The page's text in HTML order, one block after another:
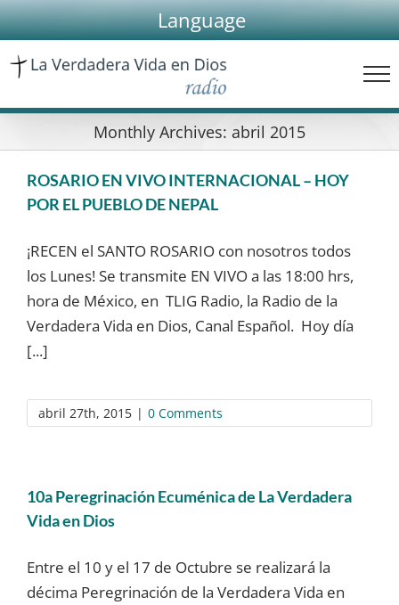
Skip
to
content
Language
Monthly Archives: abril 2015
ROSARIO EN VIVO INTERNACIONAL – HOY
POR EL PUEBLO DE NEPAL
¡RECEN el SANTO ROSARIO con nosotros todos
los Lunes! Se transmite EN VIVO a las 18:00 hrs,
hora de México, en TLIG Radio, la Radio de la
Verdadera Vida en Dios, Canal Español. Hoy día
[...]
abril 27th, 2015 | 0 Comments
10a Peregrinación Ecuménica de La Verdadera
Vida en Dios
Entre el 10 y el 17 de Octubre se realizará la
décima Peregrinación de la Verdadera Vida en